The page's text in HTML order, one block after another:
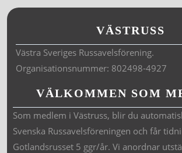
VÄSTRUSS
Västra Sveriges Russavelsförening.
Organisationsnummer: 802498-4927
VÄLKOMMEN SOM
Som medlem i Västruss, blir du
Svenska Russavelsföreningen och får
Gotlandsrusset 5 ggr/år. Vi anordnar